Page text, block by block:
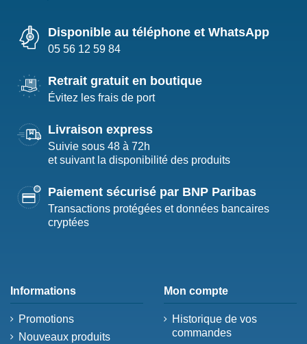
Disponible au téléphone et WhatsApp
05 56 12 59 84
Retrait gratuit en boutique
Évitez les frais de port
Livraison express
Suivie sous 48 à 72h
et suivant la disponibilité des produits
Paiement sécurisé par BNP Paribas
Transactions protégées et données bancaires
cryptées
Informations
Promotions
Nouveaux produits
Mon compte
Historique de vos
commandes